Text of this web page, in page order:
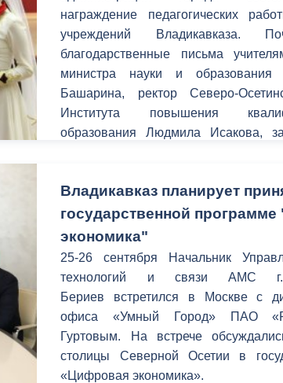
Кадровая политика
Контактная информация
Списки граждан, состоящих на
учете в качестве нуждающихся в
улучшении жилищных условий по
Общественное обсуждение
документов стратегического
планирования
Порядок обжалования решений и
действий органов местного
самоуправления
награждение педагогических
учреждений Владикавказа.
благодарственные письма
министра науки и
Башарина, ректор Северо-
Института повышения
образования Людмила Исакова,
Владикавказ планирует
государственной
экономика"
25-26 сентября Начальник
технологий и связи АМС
Бериев встретился в Москве с
офиса «Умный Город» ПАО
Гуртовым. На встрече
столицы Северной Осетии в
«Цифровая экономика».